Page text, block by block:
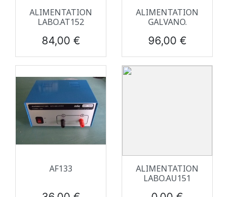
ALIMENTATION
LABO.AT152
Prix
84,00 €
ALIMENTATION
GALVANO.
Prix
96,00 €
AF133
Prix
ALIMENTATION
LABO.AU151
Prix